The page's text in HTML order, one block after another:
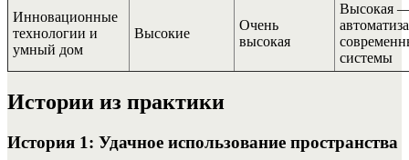
Инновационные
технологии и
умный дом
Высокие
Очень
высокая
Высокая
системы
Истории из практики
История 1: Удачное использование пространства